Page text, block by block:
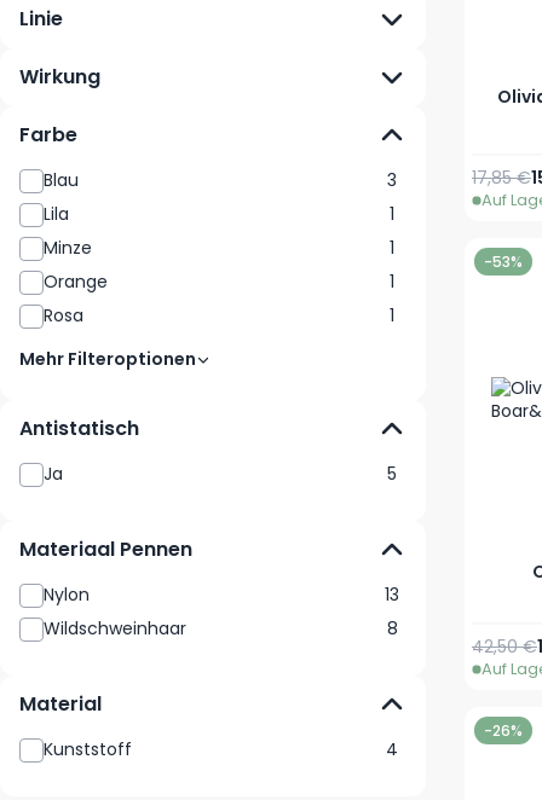
Linie
Wirkung
Farbe
Blau
3
Lila
1
Minze
1
Orange
1
Rosa
1
Mehr Filteroptionen
Antistatisch
Ja 5
Materiaal Pennen
Nylon
13
Wildschweinhaar
8
Material
Kunststoff 4
17,85 €
Auf
-53%
42,50 €
Auf
-26%